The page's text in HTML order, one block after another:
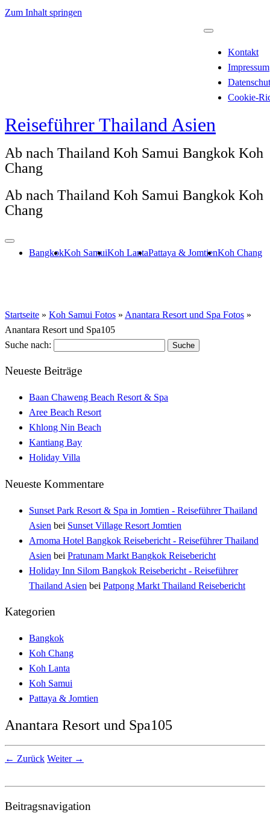
Zum Inhalt springen
Kontakt
Impressum
Cookie-
Reiseführer Thailand Asien
Ab nach Thailand Koh Samui Bangkok Koh
Chang
Ab nach Thailand Koh Samui Bangkok Koh
Chang
BangkokKoh SamuiKoh LantaPattaya & JomtienKoh Chang
Startseite » Koh Samui Fotos » Anantara Resort und Spa Fotos »
Anantara Resort und Spa105
Suche nach:
Neueste Beiträge
Baan Chaweng Beach Resort & Spa
Aree Beach Resort
Khlong Nin Beach
Kantiang Bay
Holiday Villa
Neueste Kommentare
Sunset Park Resort & Spa in Jomtien - Reiseführer Thailand
Asien bei Sunset Village Resort Jomtien
Arnoma Hotel Bangkok Reisebericht - Reiseführer Thailand
Asien bei Pratunam Markt Bangkok Reisebericht
Holiday Inn Silom Bangkok Reisebericht - Reiseführer
Thailand Asien bei Patpong Markt Thailand Reisebericht
Kategorien
Bangkok
Koh Chang
Koh Lanta
Koh Samui
Pattaya & Jomtien
Anantara Resort und Spa105
← Zurück Weiter →
Beitragsnavigation